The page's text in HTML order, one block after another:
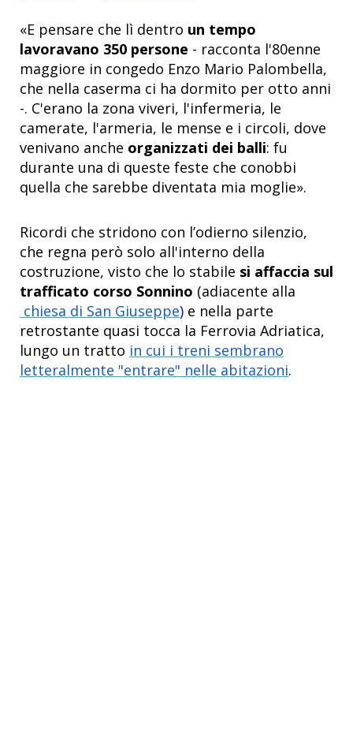
«E pensare che lì dentro un tempo
lavoravano 350 persone - racconta l'80enne
maggiore in congedo Enzo Mario Palombella,
che nella caserma ci ha dormito per otto anni
-. C'erano la zona viveri, l'infermeria, le
camerate, l'armeria, le mense e i circoli, dove
venivano anche organizzati dei balli: fu
durante una di queste feste che conobbi
quella che sarebbe diventata mia moglie».
Ricordi che stridono con l’odierno silenzio,
che regna però solo all'interno della
costruzione, visto che lo stabile si affaccia sul
trafficato corso Sonnino (adiacente alla
chiesa di San Giuseppe) e nella parte
retrostante quasi tocca la Ferrovia Adriatica,
lungo un tratto in cui i treni sembrano
letteralmente "entrare" nelle abitazioni.